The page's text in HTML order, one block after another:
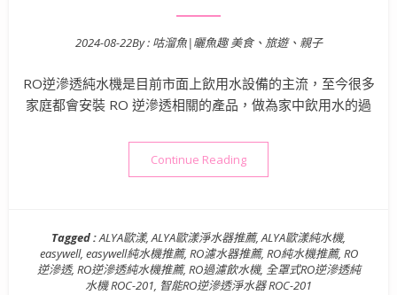
Posted on
2024-08-22By : 咕溜魚|曬魚趣 美食、旅遊、親子
RO逆滲透純水機是目前市面上飲用水設備的主流，至今很多
家庭都會安裝 RO 逆滲透相關的產品，做為家中飲用水的過
Continue Reading“ALYA歐漾 智能RO逆滲透
Tagged :ALYA歐漾,ALYA歐漾淨水器推薦,ALYA歐漾純水機,
easywell, easywell純水機推薦, RO濾水器推薦, RO純水機推薦, RO
逆滲透, RO逆滲透純水機推薦, RO過濾飲水機, 全罩式RO逆滲透純
水機 ROC-201, 智能RO逆滲透淨水器 ROC-201